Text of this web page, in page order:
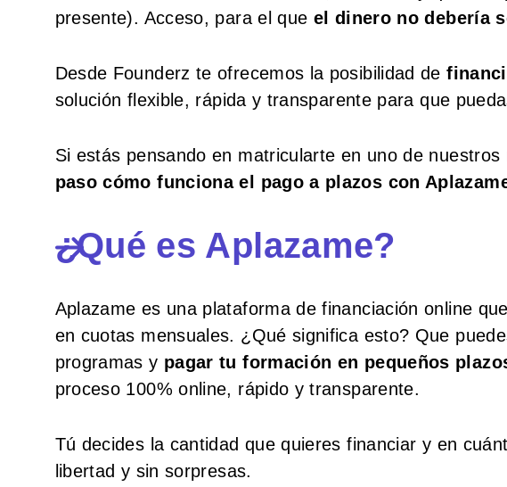
presente). Acceso, para el que el dinero no debería
Desde Founderz te ofrecemos la posibilidad de
solución flexible, rápida y transparente para que
Si estás pensando en matricularte en uno de
paso cómo funciona el pago a plazos con
¿Qué es Aplazame?
Aplazame es una plataforma de financiación online
en cuotas mensuales. ¿Qué significa esto? Que
programas y pagar tu formación en pequeños
proceso 100% online, rápido y transparente.
Tú decides la cantidad que quieres financiar y en
libertad y sin sorpresas.